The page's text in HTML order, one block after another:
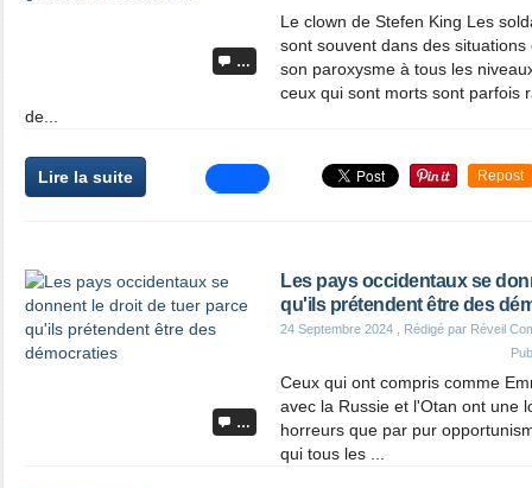
…
Le clown de Stefen King Les
sont souvent dans des
son paroxysme à tous les
ceux qui sont morts sont parfois
de...
Lire la suite Repost
…
Les pays occidentaux se
qu'ils prétendent être des
24 Septembre 2024 , Rédigé par Réveil
Ceux qui ont compris comme
avec la Russie et l'Otan ont une
horreurs que par pur
qui tous les ...